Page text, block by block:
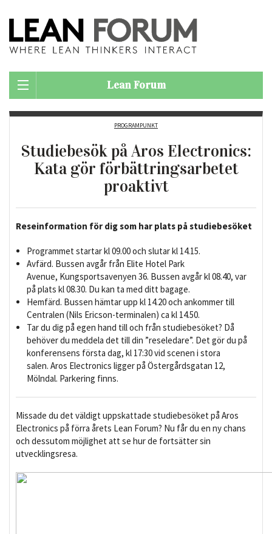
Lean Forum
PROGRAMPUNKT
Studiebesök på Aros Electronics:
Kata gör förbättringsarbetet
proaktivt
Reseinformation för dig som har plats på studiebesöket
Programmet startar kl 09.00 och slutar kl 14.15.
Avfärd. Bussen avgår från Elite Hotel Park
Avenue, Kungsportsavenyen 36. Bussen avgår kl 08.40, var
på plats kl 08.30. Du kan ta med ditt bagage.
Hemfärd. Bussen hämtar upp kl 14.20 och ankommer till
Centralen (Nils Ericson-terminalen) ca kl 14.50.
Tar du dig på egen hand till och från studiebesöket? Då
behöver du meddela det till din ”reseledare”. Det gör du på
konferensens första dag, kl 17:30 vid scenen i stora
salen. Aros Electronics ligger på Östergårdsgatan 12,
Mölndal. Parkering finns.
Missade du det väldigt uppskattade studiebesöket på Aros
Electronics på förra årets Lean Forum? Nu får du en ny chans
och dessutom möjlighet att se hur de fortsätter sin
utvecklingsresa.